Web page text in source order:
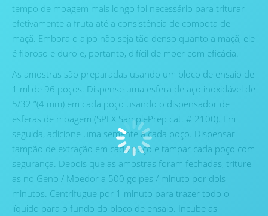
tempo de moagem mais longo foi necessário para triturar
efetivamente a fruta até a consistência de compota de
maçã. Embora o aipo não seja tão denso quanto a maçã, ele
é fibroso e duro e, portanto, difícil de moer com eficácia.
As amostras são preparadas usando um bloco de ensaio de
1 ml de 96 poços. Dispense uma esfera de aço inoxidável de
5/32 ”(4 mm) em cada poço usando o dispensador de
esferas de moagem (SPEX SamplePrep cat. # 2100). Em
seguida, adicione uma semente a cada poço. Dispensar
tampão de extração em cada poço e tampar cada poço com
segurança. Depois que as amostras foram fechadas, triture-
as no Geno / Moedor a 500 golpes / minuto por dois
minutos. Centrifugue por 1 minuto para trazer todo o
líquido para o fundo do bloco de ensaio. Incube as